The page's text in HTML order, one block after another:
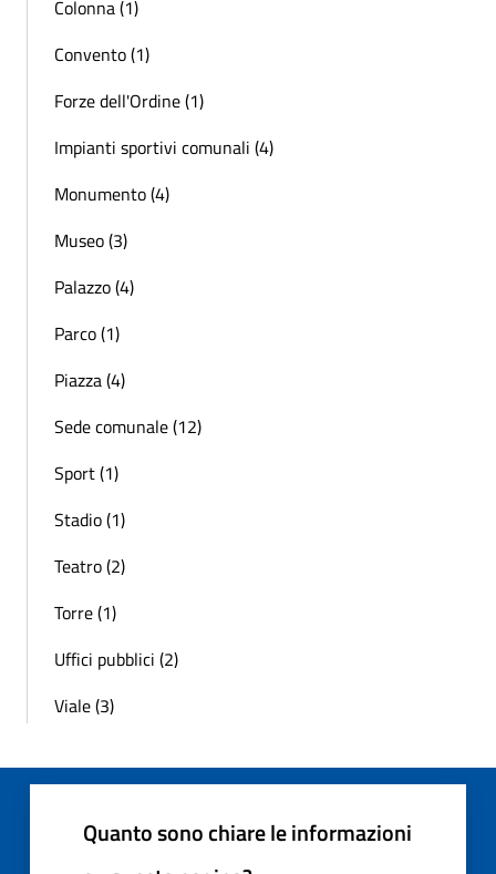
Colonna (1)
Convento (1)
Forze dell'Ordine (1)
Impianti sportivi comunali (4)
Monumento (4)
Museo (3)
Palazzo (4)
Parco (1)
Piazza (4)
Sede comunale (12)
Sport (1)
Stadio (1)
Teatro (2)
Torre (1)
Uffici pubblici (2)
Viale (3)
Quanto sono chiare le informazioni